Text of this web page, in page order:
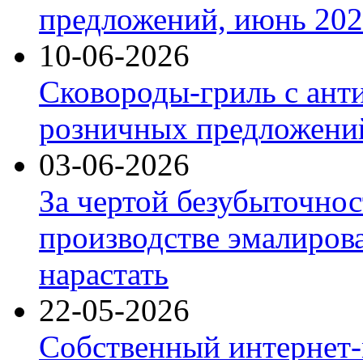
предложений, июнь
10-06-2026
Сковороды-гриль с
розничных
03-06-2026
За чертой
производстве
нарастать
22-05-2026
Собственный